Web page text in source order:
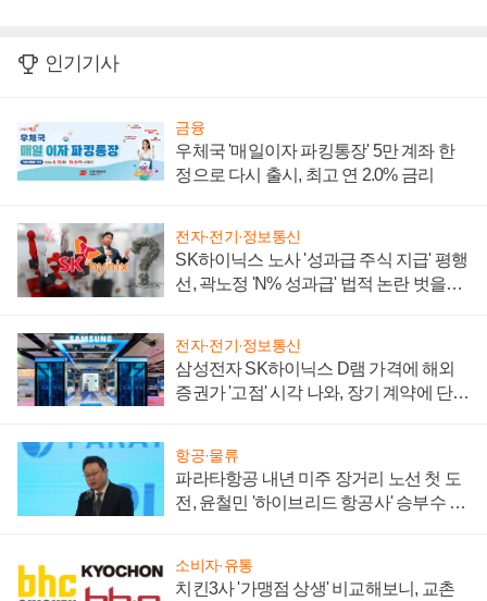
인기기사
금융
우체국 '매일이자 파킹통장' 5만 계좌 한
정으로 다시 출시, 최고 연 2.0% 금리
전자·전기·정보통신
SK하이닉스 노사 '성과급 주식 지급' 평행
선, 곽노정 'N% 성과급' 법적 논란 벗을지
전자·전기·정보통신
삼성전자 SK하이닉스 D램 가격에 해외
증권가 '고점' 시각 나와, 장기 계약에 단점
항공·물류
파라타항공 내년 미주 장거리 노선 첫 도
전, 윤철민 '하이브리드 항공사' 승부수 통
소비자·유통
치킨3사 '가맹점 상생' 비교해보니, 교촌